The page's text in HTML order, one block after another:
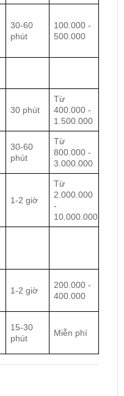
30-60
phút
100.000 -
500.000
30 phút
Từ
400.000 -
1.500.000
30-60
phút
Từ
800.000 -
3.000.000
1-2 giờ
Từ
2.000.000
-
10.000.000
1-2 giờ
200.000 -
400.000
15-30
phút
Miễn phí